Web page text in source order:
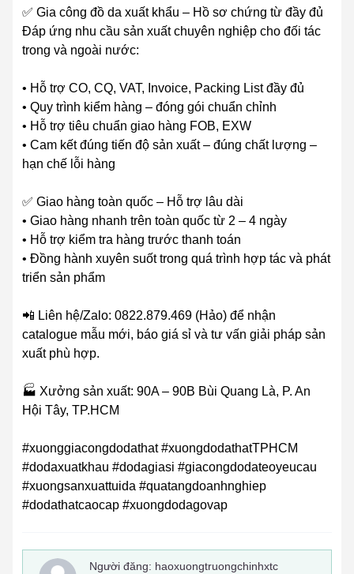
✅ Gia công đồ da xuất khẩu – Hồ sơ chứng từ đầy đủ
Đáp ứng nhu cầu sản xuất chuyên nghiệp cho đối tác
trong và ngoài nước:
• Hỗ trợ CO, CQ, VAT, Invoice, Packing List đầy đủ
• Quy trình kiểm hàng – đóng gói chuẩn chỉnh
• Hỗ trợ tiêu chuẩn giao hàng FOB, EXW
• Cam kết đúng tiến độ sản xuất – đúng chất lượng –
hạn chế lỗi hàng
✅ Giao hàng toàn quốc – Hỗ trợ lâu dài
• Giao hàng nhanh trên toàn quốc từ 2 – 4 ngày
• Hỗ trợ kiểm tra hàng trước thanh toán
• Đồng hành xuyên suốt trong quá trình hợp tác và phát
triển sản phẩm
📲 Liên hệ/Zalo: 0822.879.469 (Hảo) để nhận
catalogue mẫu mới, báo giá sỉ và tư vấn giải pháp sản
xuất phù hợp.
🏭 Xưởng sản xuất: 90A – 90B Bùi Quang Là, P. An
Hội Tây, TP.HCM
#xuonggiacongdodathat #xuongdodathatTPHCM
#dodaxuatkhau #dodagiasi #giacongdodateoyeucau
#xuongsanxuattuida #quatangdoanhnghiep
#dodathatcaocap #xuongdodagovap
Người đăng: haoxuongtruongchinhxtc